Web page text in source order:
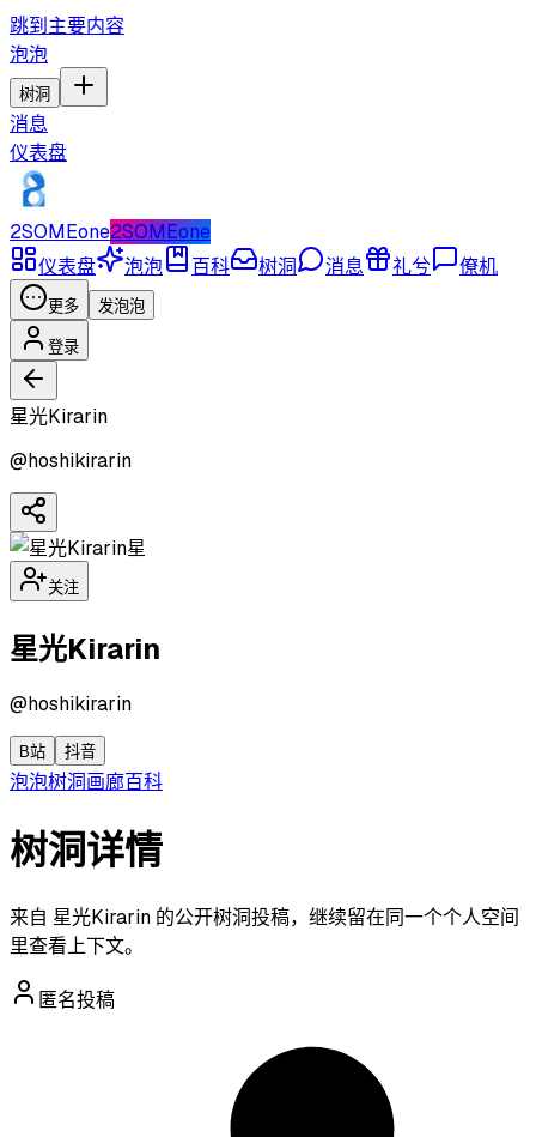
跳到主要内容
泡泡
树洞
消息
仪表盘
2SOMEone2SOMEone
仪表盘
泡泡 百科 树洞 消息 礼兮 僚机
更多 发泡泡
登录
星光Kirarin
@hoshikirarin
星
关注
星光Kirarin
@hoshikirarin
B站 抖音
泡泡树洞画廊百科
树洞详情
来自 星光Kirarin 的公开树洞投稿，继续留在同一个个人空间
里查看上下文。
匿名投稿